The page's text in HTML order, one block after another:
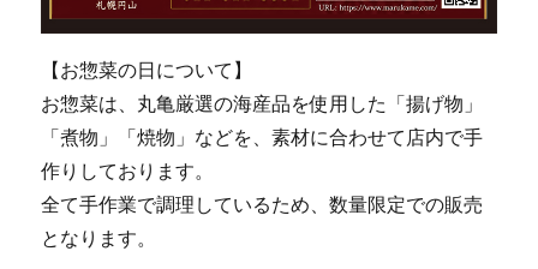
【お惣菜の日について】
お惣菜は、丸亀厳選の海産品を使用した「揚げ物」
「煮物」「焼物」などを、素材に合わせて店内で手
作りしております。
全て手作業で調理しているため、数量限定での販売
となります。